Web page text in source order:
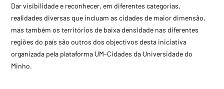
Dar visibilidade e reconhecer, em diferentes categorias,
realidades diversas que incluam as cidades de maior dimensão,
mas também os territórios de baixa densidade nas diferentes
regiões do país são outros dos objectivos desta iniciativa
organizada pela plataforma UM-Cidades da Universidade do
Minho.